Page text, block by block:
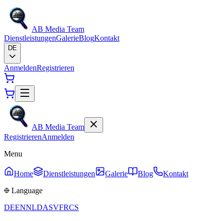
AB Media Team
DienstleistungenGalerieBlogKontakt
DE
AnmeldenRegistrieren
AB Media Team
RegistrierenAnmelden
Menu
Home Dienstleistungen Galerie Blog
Kontakt
Language
DEENNLDASVFRCS